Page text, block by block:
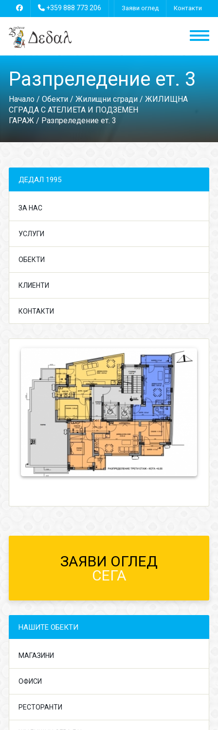
+359 888 773 206 Заяви оглед Контакти
Разпреледение ет. 3
Начало/ Обекти/ Жилищни сгради/ ЖИЛИЩНА
СГРАДА С АТЕЛИЕТА И ПОДЗЕМЕН
ГАРАЖ/ Разпреледение ет. 3
ДЕДАЛ 1995
ЗА НАС
УСЛУГИ
ОБЕКТИ
КЛИЕНТИ
КОНТАКТИ
ЗАЯВИ ОГЛЕД
СЕГА
НАШИТЕ ОБЕКТИ
МАГАЗИНИ
ОФИСИ
РЕСТОРАНТИ